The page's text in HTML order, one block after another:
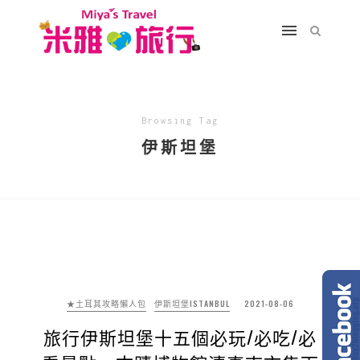
Browsing Tag
伊斯坦堡
★土耳其攻略懶人包 伊斯坦堡ISTANBUL 2021-08-06
旅行伊斯坦堡十五個必玩/必吃/必